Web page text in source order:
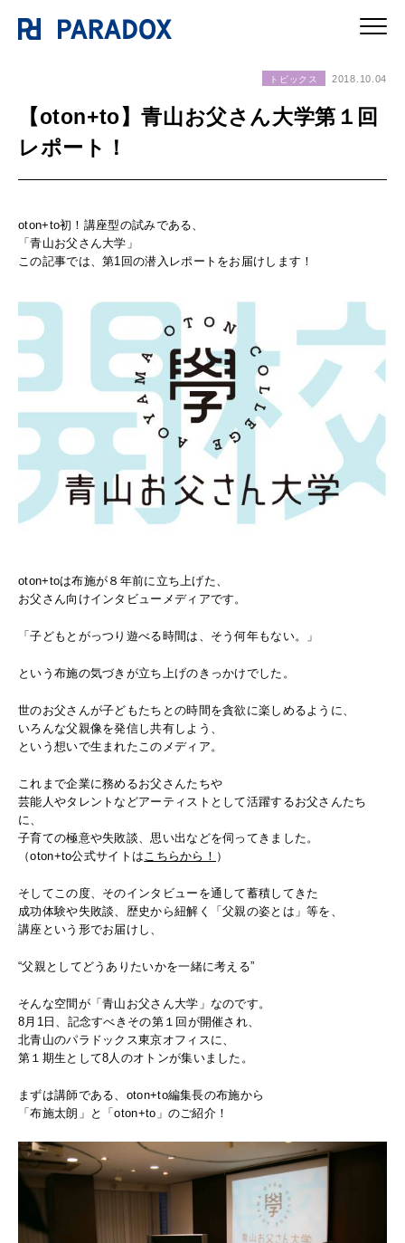
トピックス 2018.10.04
【oton+to】青山お父さん大学第１回
レポート！
oton+to初！講座型の試みである、
「青山お父さん大学」
この記事では、第1回の潜入レポートをお届けします！
oton+toは布施が８年前に立ち上げた、
お父さん向けインタビューメディアです。
「子どもとがっつり遊べる時間は、そう何年もない。」
という布施の気づきが立ち上げのきっかけでした。
世のお父さんが子どもたちとの時間を貪欲に楽しめるように、
いろんな父親像を発信し共有しよう、
という想いで生まれたこのメディア。
これまで企業に務めるお父さんたちや
芸能人やタレントなどアーティストとして活躍するお父さんたち
に、
子育ての極意や失敗談、思い出などを伺ってきました。
（oton+to公式サイトは こちらから！ ）
そしてこの度、そのインタビューを通して蓄積してきた
成功体験や失敗談、歴史から紐解く「父親の姿とは」等を、
講座という形でお届けし、
“父親としてどうありたいかを一緒に考える”
そんな空間が「青山お父さん大学」なのです。
8月1日、記念すべきその第１回が開催され、
北青山のパラドックス東京オフィスに、
第１期生として8人のオトンが集いました。
まずは講師である、oton+to編集長の布施から
「布施太朗」と「oton+to」のご紹介！